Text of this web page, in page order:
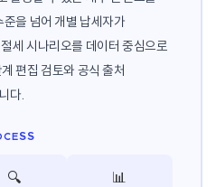
을 넘어 개별 납세자가
세 시나리오를 데이터 중심으로
편집 검토와 공식 출처
다.
🔍 📊